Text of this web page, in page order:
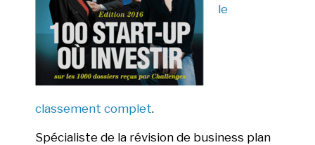
le
classement complet.
Spécialiste de la révision de business plan